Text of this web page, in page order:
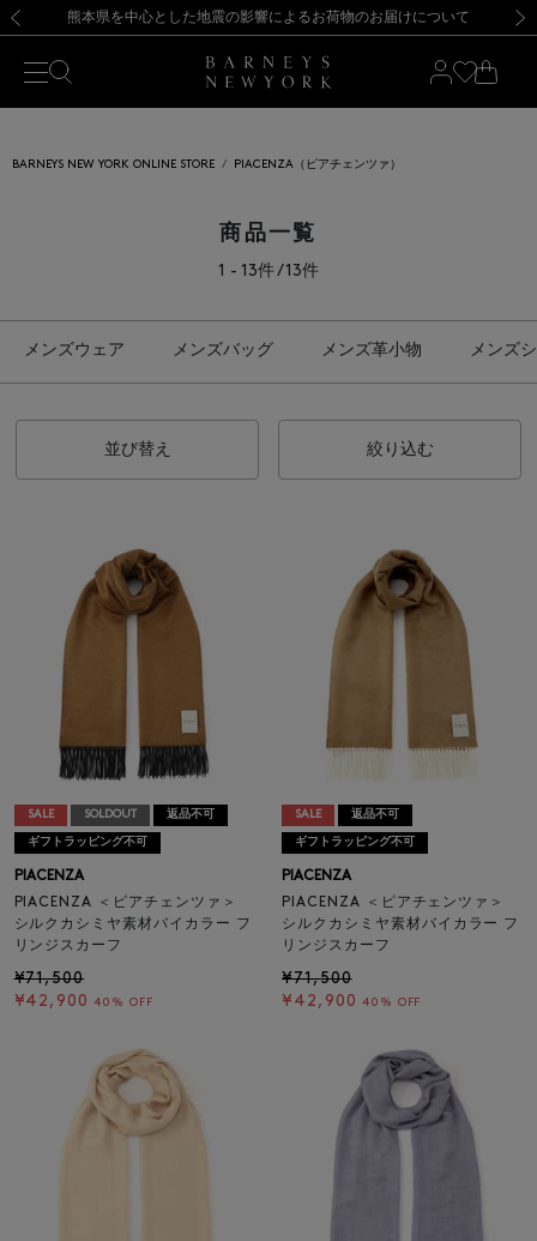
新規登録のお客様も対象！＜MY BARNEYS＞会員のお客様は11,000円（税込）以上のお買上げで常時送料無料！お買い物の際は会員登録を！
【夏季休業に伴う返品・交換承り一時停止のお知らせ】（2026.8.5）
熊本県を中心とした地震の影響によるお荷物のお届けについて
【開催中】SUMMER SALEのご案内・ご注意事項 新規登録のお客様も対象！＜MY BARNEYS＞会員のお客様は11,000円（税込）以上のお買上げで常時送料無料！お買い物の際は会員登録を！
【夏季休業に伴う返品・交換承り一時停止のお知らせ】（2026.8.5）
BARNEYS NEW YORK ONLINE STORE PIACENZA（ピアチェンツァ）
商品一覧
1 - 13件 / 13件
メンズウェア メンズバッグ メンズ革小物 メンズ
並び替え 絞り込む
SALE SOLDOUT 返品不可
ギフトラッピング不可
PIACENZA
PIACENZA ＜ピアチェンツァ＞
シルクカシミヤ素材バイカラー フ
リンジスカーフ
¥71,500
¥42,900 40% OFF
SALE 返品不可
ギフトラッピング不可
PIACENZA
PIACENZA ＜ピアチェンツァ＞
シルクカシミヤ素材バイカラー フ
リンジスカーフ
¥71,500
¥42,900 40% OFF